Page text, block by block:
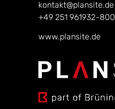
kontakt@plansite.de
+49 251 961932-800
www.plansite.de